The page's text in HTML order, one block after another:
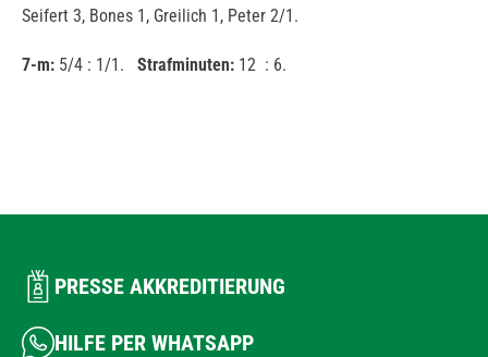
Seifert 3, Bones 1, Greilich 1, Peter 2/1.
7-m: 5/4 : 1/1. Strafminuten: 12 : 6.
PRESSE AKKREDITIERUNG
HILFE PER WHATSAPP